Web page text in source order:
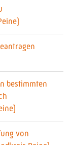
bestimmten
von